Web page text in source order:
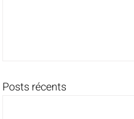
Posts récents